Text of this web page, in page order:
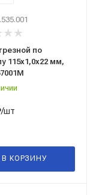
по
115x1,0x22 мм,
/шт
В КОРЗИНУ